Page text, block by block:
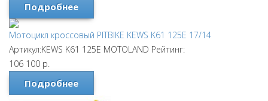
Подробнее
Мотоцикл кроссовый PITBIKE KEWS K61 125E 17/14
Артикул:KEWS K61 125E MOTOLAND Рейтинг:
106 100 р.
Подробнее